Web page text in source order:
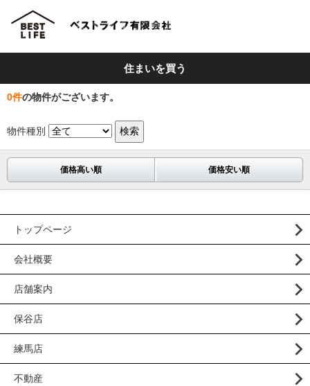
住まいを買う
0件の物件がございます。
物件種別
価格高い順 価格安い順
トップページ
会社概要
店舗案内
保谷店
練馬店
不動産